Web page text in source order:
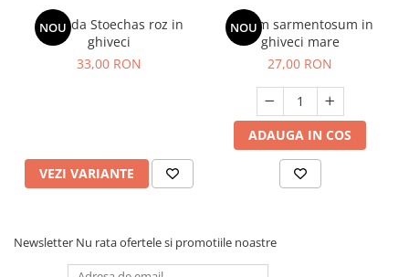
NOU
Lavanda Stoechas roz in
ghiveci
33,00 RON
VEZI VARIANTE
NOU
Sedum sarmentosum in
ghiveci mare
27,00 RON
ADAUGA IN COS
Newsletter Nu rata ofertele si promotiile noastre